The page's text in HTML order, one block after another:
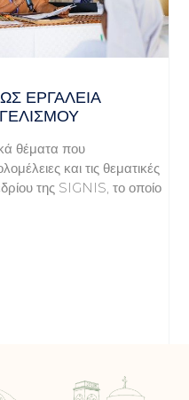
ΕΡΓΑΛΕΊΑ
θέματα που
και τις θεματικές
της SIGNIS, το οποίο